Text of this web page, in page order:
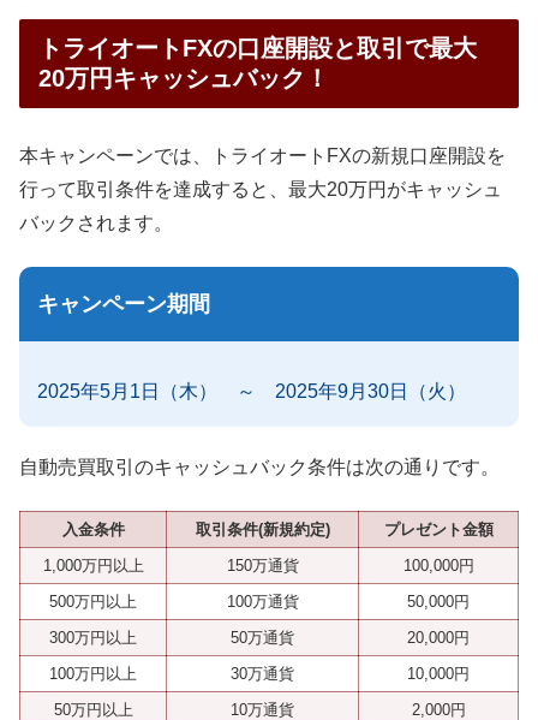
トライオートFXの口座開設と取引で最大
20万円キャッシュバック！
本キャンペーンでは、トライオートFXの新規口座開設を
行って取引条件を達成すると、最大20万円がキャッシュ
バックされます。
キャンペーン期間
2025年5月1日（木） ～ 2025年9月30日（火）
自動売買取引のキャッシュバック条件は次の通りです。
入金条件 取引条件(新規約定)
プレゼント金額
1,000万円以上
150万通貨
100,000円
500万円以上
100万通貨
50,000円
300万円以上
50万通貨
20,000円
100万円以上
30万通貨
10,000円
50万円以上
10万通貨 2,000円